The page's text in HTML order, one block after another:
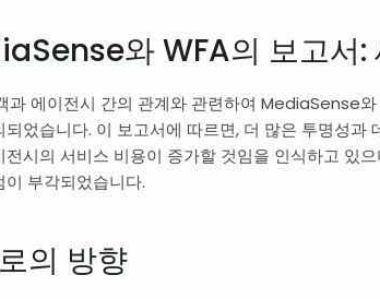
와 WFA의 보고서:
과 에이전시 간의 관계와 관련하여 MediaSense
되었습니다. 이 보고서에 따르면, 더 많은 투명성
전시의 서비스 비용이 증가할 것임을 인식하고 있
이 부각되었습니다.
의 방향